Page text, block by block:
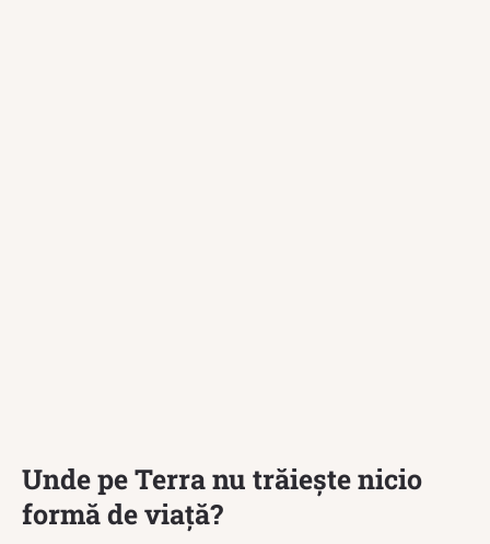
Unde pe Terra nu trăiește nicio
formă de viață?